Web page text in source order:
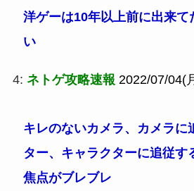
洋ゲーは10年以上前に出来て
い
4: ネトゲ攻略速報 2022/07/04(
キレのないカメラ、カメラに
ター、キャラクターに追従す
焦点がブレブレ